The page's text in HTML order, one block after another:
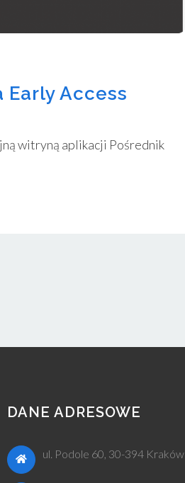
Early Access
witryną aplikacji Pośrednik
DANE ADRESOWE
ul. Podole 60, 30-394 Kraków